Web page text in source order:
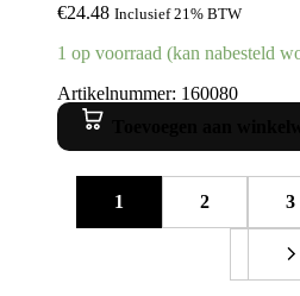
€24.48 Inclusief 21% BTW
1 op voorraad (kan nabesteld
Artikelnummer: 160080
1 2 3